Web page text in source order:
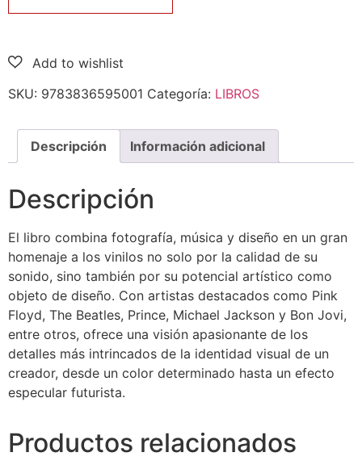
SKU: 9783836595001 Categoría: LIBROS
Descripción Información adicional
Descripción
El libro combina fotografía, música y diseño en un gran
homenaje a los vinilos no solo por la calidad de su
sonido, sino también por su potencial artístico como
objeto de diseño. Con artistas destacados como Pink
Floyd, The Beatles, Prince, Michael Jackson y Bon Jovi,
entre otros, ofrece una visión apasionante de los
detalles más intrincados de la identidad visual de un
creador, desde un color determinado hasta un efecto
especular futurista.
Productos relacionados